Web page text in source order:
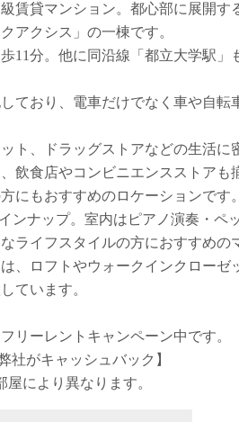
賃貸マンション。都心部に展開す
アクシス」の一棟です。
11分。他に同沿線「都立大学駅」
ており、電車だけでなく車や自転
ト、ドラッグストアなどの生活に
飲食店やコンビニエンスストアも
にもおすすめのロケーションです
ンナップ。室内はピアノ演奏・ペ
ライフスタイルの方におすすめの
、ロフトやウォークインクローゼ
ています。
フリーレント キャンペーン中です。
社がキャッシュバック】
により異なります。